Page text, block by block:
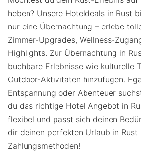
heben? Unsere Hoteldeals in Rust
nur eine Übernachtung – erlebe
Zimmer-Upgrades, Wellness-
Highlights. Zur Übernachtung in
buchbare Erlebnisse wie kulturelle
Outdoor-Aktivitäten hinzufügen.
Entspannung oder Abenteuer
du das richtige Hotel Angebot in
flexibel und passt sich deinen
dir deinen perfekten Urlaub in Rust
Zahlungsmethoden!